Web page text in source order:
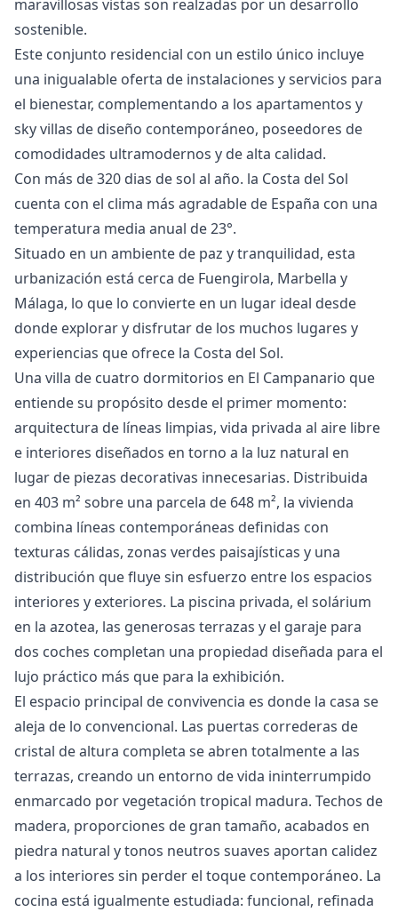
maravillosas vistas son realzadas por un desarrollo
sostenible.
Este conjunto residencial con un estilo único incluye
una inigualable oferta de instalaciones y servicios para
el bienestar, complementando a los apartamentos y
sky villas de diseño contemporáneo, poseedores de
comodidades ultramodernos y de alta calidad.
Con más de 320 dias de sol al año. la Costa del Sol
cuenta con el clima más agradable de España con una
temperatura media anual de 23°.
Situado en un ambiente de paz y tranquilidad, esta
urbanización está cerca de ‌Fuengirola, ‌Marbella ‌y
‌Málaga, ‌lo que lo convierte en ‌un ‌lugar ‌ideal desde
donde ‌explorar ‌y ‌disfrutar ‌de los ‌muchos lugares y
‌experiencias ‌que ‌ofrece ‌la ‌Costa ‌del ‌Sol.
Una villa de cuatro dormitorios en El Campanario que
entiende su propósito desde el primer momento:
arquitectura de líneas limpias, vida privada al aire libre
e interiores diseñados en torno a la luz natural en
lugar de piezas decorativas innecesarias. Distribuida
en 403 m² sobre una parcela de 648 m², la vivienda
combina líneas contemporáneas definidas con
texturas cálidas, zonas verdes paisajísticas y una
distribución que fluye sin esfuerzo entre los espacios
interiores y exteriores. La piscina privada, el solárium
en la azotea, las generosas terrazas y el garaje para
dos coches completan una propiedad diseñada para el
lujo práctico más que para la exhibición.
El espacio principal de convivencia es donde la casa se
aleja de lo convencional. Las puertas correderas de
cristal de altura completa se abren totalmente a las
terrazas, creando un entorno de vida ininterrumpido
enmarcado por vegetación tropical madura. Techos de
madera, proporciones de gran tamaño, acabados en
piedra natural y tonos neutros suaves aportan calidez
a los interiores sin perder el toque contemporáneo. La
cocina está igualmente estudiada: funcional, refinada